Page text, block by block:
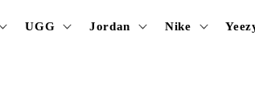
UGG Jordan Nike